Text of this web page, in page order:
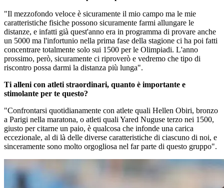
"Il mezzofondo veloce è sicuramente il mio campo ma le mie
caratteristiche fisiche possono sicuramente farmi allungare le
distanze, e infatti già quest'anno era in programma di provare anche
un 5000 ma l'infortunio nella prima fase della stagione ci ha poi fatti
concentrare totalmente solo sui 1500 per le Olimpiadi. L'anno
prossimo, però, sicuramente ci riproverò e vedremo che tipo di
riscontro possa darmi la distanza più lunga".
Ti alleni con atleti straordinari, quanto è importante e
stimolante per te questo?
"Confrontarsi quotidianamente con atlete quali Hellen Obiri, bronzo
a Parigi nella maratona, o atleti quali Yared Nuguse terzo nei 1500,
giusto per citarne un paio, è qualcosa che infonde una carica
eccezionale, al di là delle diverse caratteristiche di ciascuno di noi, e
sinceramente sono molto orgogliosa nel far parte di questo gruppo".